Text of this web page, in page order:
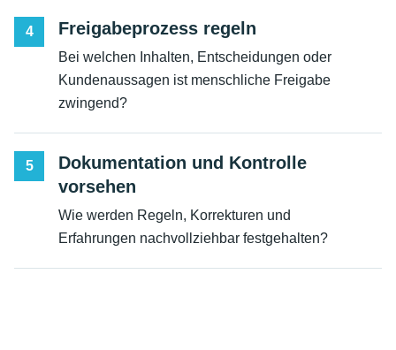
4 Freigabeprozess regeln
Bei welchen Inhalten, Entscheidungen oder
Kundenaussagen ist menschliche Freigabe
zwingend?
5
Dokumentation und Kontrolle
vorsehen
Wie werden Regeln, Korrekturen und
Erfahrungen nachvollziehbar festgehalten?